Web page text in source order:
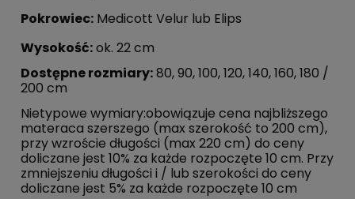
Pokrowiec: Medicott Velur lub Elips
Wysokość:ok. 22 cm
Dostępne rozmiary:80, 90, 100, 120, 140, 160, 180 /
200 cm
Nietypowe wymiary:obowiązuje cena najbliższego
materaca szerszego (max szerokość to 200 cm),
przy wzroście długości (max 220 cm) do ceny
doliczane jest 10% za każde rozpoczęte 10 cm. Przy
zmniejszeniu długości i / lub szerokości do ceny
doliczane jest 5% za każde rozpoczęte 10 cm